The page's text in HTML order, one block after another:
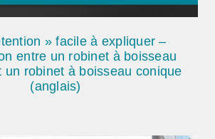
» facile à expliquer –
entre un robinet à boisseau
un robinet à boisseau conique
(anglais)